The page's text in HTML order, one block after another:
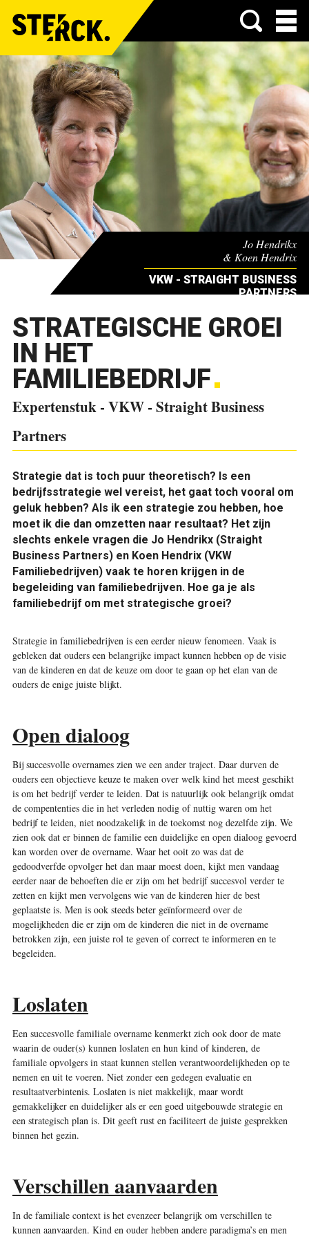
Menu
Jo Hendrikx
& Koen Hendrix
VKW - STRAIGHT BUSINESS
PARTNERS
STRATEGISCHE GROEI
IN HET
FAMILIEBEDRIJF
Expertenstuk - VKW - Straight Business
Partners
Strategie dat is toch puur theoretisch? Is een
bedrijfsstrategie wel vereist, het gaat toch vooral om
geluk hebben? Als ik een strategie zou hebben, hoe
moet ik die dan omzetten naar resultaat? Het zijn
slechts enkele vragen die Jo Hendrikx (Straight
Business Partners) en Koen Hendrix (VKW
Familiebedrijven) vaak te horen krijgen in de
begeleiding van familiebedrijven. Hoe ga je als
familiebedrijf om met strategische groei?
Strategie in familiebedrijven is een eerder nieuw fenomeen. Vaak is
gebleken dat ouders een belangrijke impact kunnen hebben op de visie
van de kinderen en dat de keuze om door te gaan op het elan van de
ouders de enige juiste blijkt.
Open dialoog
Bij succesvolle overnames zien we een ander traject. Daar durven de
ouders een objectieve keuze te maken over welk kind het meest geschikt
is om het bedrijf verder te leiden. Dat is natuurlijk ook belangrijk omdat
de compententies die in het verleden nodig of nuttig waren om het
bedrijf te leiden, niet noodzakelijk in de toekomst nog dezelfde zijn. We
zien ook dat er binnen de familie een duidelijke en open dialoog gevoerd
kan worden over de overname. Waar het ooit zo was dat de
gedoodverfde opvolger het dan maar moest doen, kijkt men vandaag
eerder naar de behoeften die er zijn om het bedrijf succesvol verder te
zetten en kijkt men vervolgens wie van de kinderen hier de best
geplaatste is. Men is ook steeds beter geïnformeerd over de
mogelijkheden die er zijn om de kinderen die niet in de overname
betrokken zijn, een juiste rol te geven of correct te informeren en te
begeleiden.
Loslaten
Een succesvolle familiale overname kenmerkt zich ook door de mate
waarin de ouder(s) kunnen loslaten en hun kind of kinderen, de
familiale opvolgers in staat kunnen stellen verantwoordelijkheden op te
nemen en uit te voeren. Niet zonder een gedegen evaluatie en
resultaatverbintenis. Loslaten is niet makkelijk, maar wordt
gemakkelijker en duidelijker als er een goed uitgebouwde strategie en
een strategisch plan is. Dit geeft rust en faciliteert de juiste gesprekken
binnen het gezin.
Verschillen aanvaarden
In de familiale context is het evenzeer belangrijk om verschillen te
kunnen aanvaarden. Kind en ouder hebben andere paradigma’s en men